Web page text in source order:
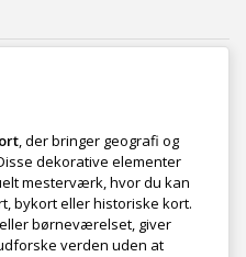
, der bringer geografi og
dekorative elementer
mesterværk, hvor du kan
bykort eller historiske kort.
børneværelset, giver
verden uden at